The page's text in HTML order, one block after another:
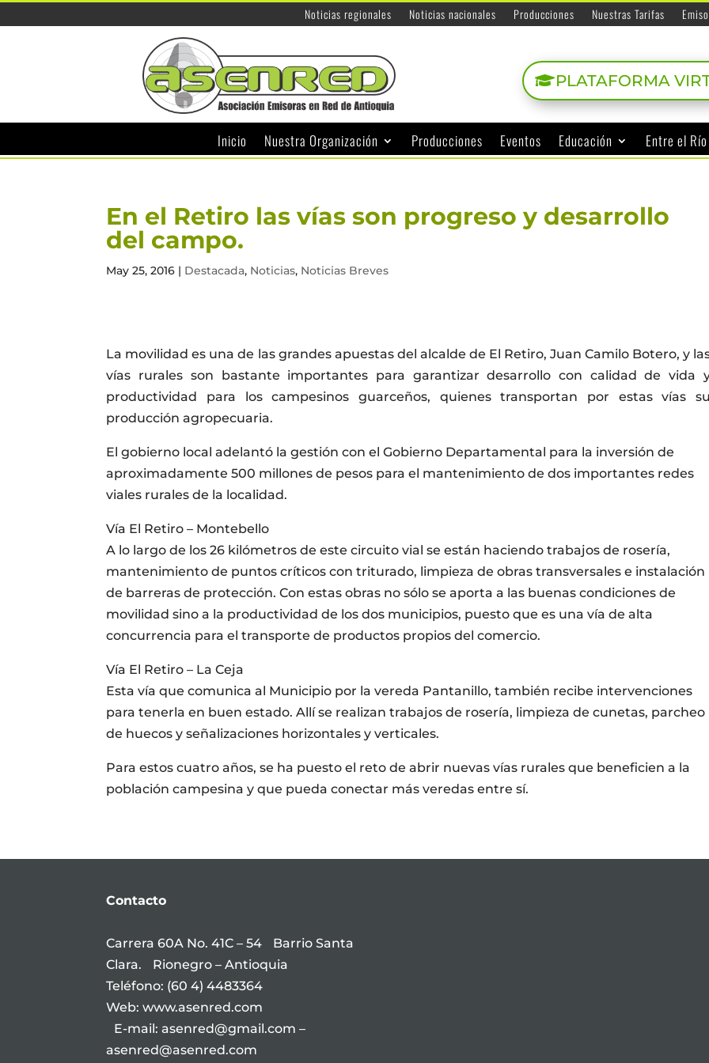
Noticias regionales Noticias nacionales Producciones Nuestras Tarifas
PLATAFORMA
Inicio Nuestra Organización Producciones Eventos Educación Entre el
En el Retiro las vías son progreso y desarrollo
del campo.
May 25, 2016 | Destacada, Noticias, Noticias Breves
La movilidad es una de las grandes apuestas del alcalde de El Retiro, Juan Camilo Botero, y
vías rurales son bastante importantes para garantizar desarrollo con calidad de vida
productividad para los campesinos guarceños, quienes transportan por estas vías
producción agropecuaria.
El gobierno local adelantó la gestión con el Gobierno Departamental para la inversión de
aproximadamente 500 millones de pesos para el mantenimiento de dos importantes redes
viales rurales de la localidad.
Vía El Retiro – Montebello
A lo largo de los 26 kilómetros de este circuito vial se están haciendo trabajos de rosería,
mantenimiento de puntos críticos con triturado, limpieza de obras transversales e instalación
de barreras de protección. Con estas obras no sólo se aporta a las buenas condiciones de
movilidad sino a la productividad de los dos municipios, puesto que es una vía de alta
concurrencia para el transporte de productos propios del comercio.
Vía El Retiro – La Ceja
Esta vía que comunica al Municipio por la vereda Pantanillo, también recibe intervenciones
para tenerla en buen estado. Allí se realizan trabajos de rosería, limpieza de cunetas, parcheo
de huecos y señalizaciones horizontales y verticales.
Para estos cuatro años, se ha puesto el reto de abrir nuevas vías rurales que beneficien a la
población campesina y que pueda conectar más veredas entre sí.
Contacto
Carrera 60A No. 41C – 54 Barrio Santa
Clara. Rionegro – Antioquia
Teléfono: (60 4) 4483364
Web: www.asenred.com
E-mail: asenred@gmail.com –
asenred@asenred.com